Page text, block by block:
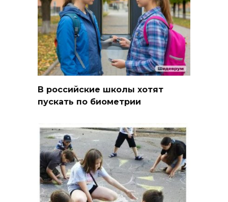
В российские школы хотят
пускать по биометрии